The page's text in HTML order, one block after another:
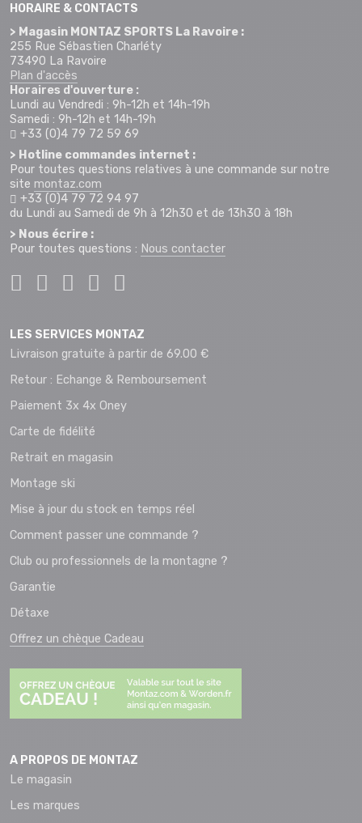
HORAIRE & CONTACTS
> Magasin MONTAZ SPORTS La Ravoire :
255 Rue Sébastien Charléty
73490 La Ravoire
Plan d'accès
Horaires d'ouverture :
Lundi au Vendredi : 9h-12h et 14h-19h
Samedi : 9h-12h et 14h-19h
+33 (0)4 79 72 59 69
> Hotline commandes internet :
Pour toutes questions relatives à une commande sur notre
site montaz.com
+33 (0)4 79 72 94 97
du Lundi au Samedi de 9h à 12h30 et de 13h30 à 18h
> Nous écrire :
Pour toutes questions : Nous contacter
LES SERVICES MONTAZ
Livraison gratuite à partir de 69.00 €
Retour : Echange & Remboursement
Paiement 3x 4x Oney
Carte de fidélité
Retrait en magasin
Montage ski
Mise à jour du stock en temps réel
Comment passer une commande ?
Club ou professionnels de la montagne ?
Garantie
Détaxe
Offrez un chèque Cadeau
A PROPOS DE MONTAZ
Le magasin
Les marques